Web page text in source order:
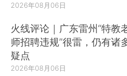
2026年08月06日
火线评论｜广东雷州“特教
师招聘违规”很雷，仍有诸
疑点
2026年08月06日